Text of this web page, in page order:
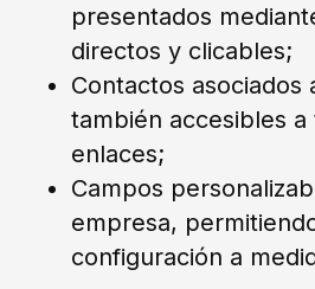
presentados
directos y clicables;
Contactos asociados
también accesibles a
enlaces;
Campos
empresa,
configuración a